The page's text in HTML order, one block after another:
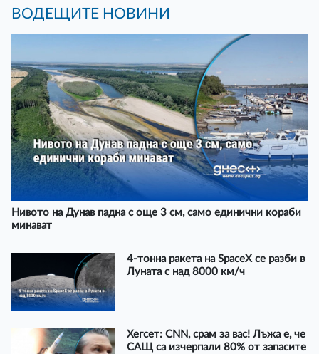
ВОДЕЩИТЕ НОВИНИ
Нивото на Дунав падна с още 3 см, само единични кораби
минават
4-тонна ракета на SpaceX се разби в
Луната с над 8000 км/ч
Хегсет: CNN, срам за вас! Лъжа е, че
САЩ са изчерпали 80% от запасите